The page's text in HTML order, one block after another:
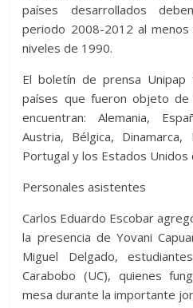
países desarrollados
periodo 2008-2012 al
niveles de 1990.
El boletín de prensa
países que fueron objeto
encuentran: Alemania,
Austria, Bélgica, Dinamarca,
Portugal y los Estados Unidos
Personales asistentes
Carlos Eduardo Escobar
la presencia de Yovani
Miguel Delgado,
Carabobo (UC), quienes
mesa durante la importante